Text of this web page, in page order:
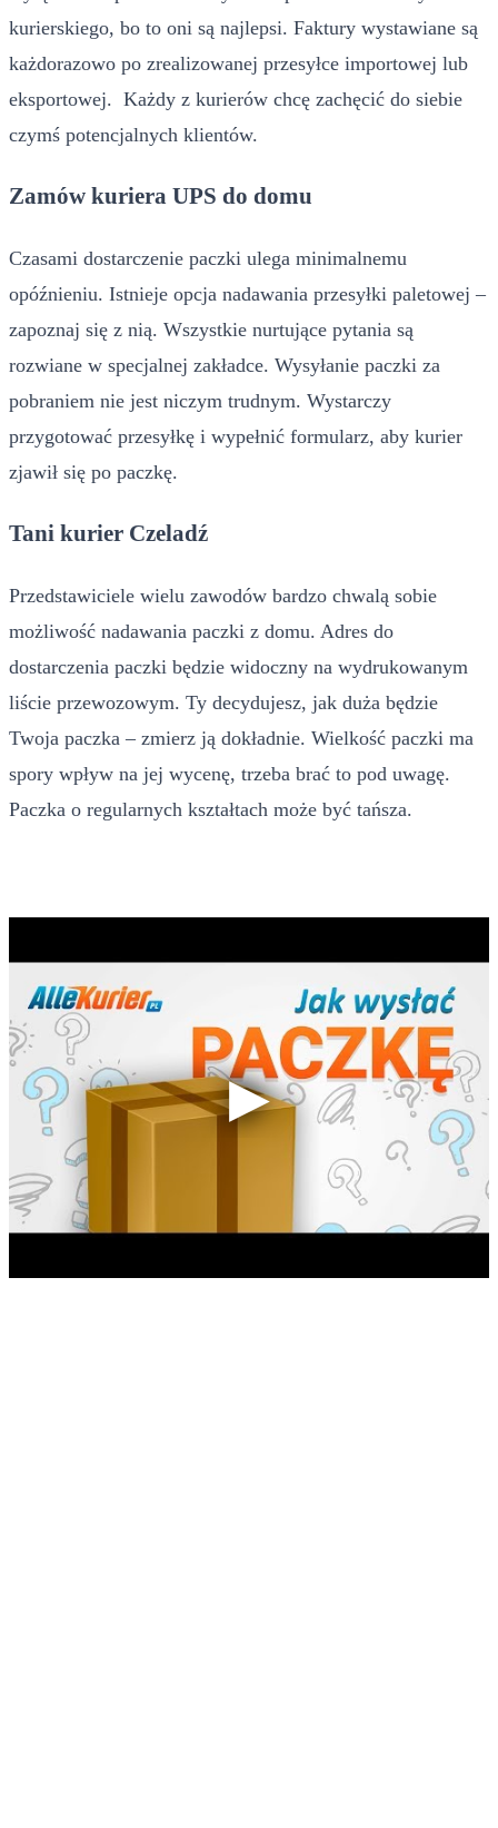
kurierskiego, bo to oni są najlepsi. Faktury wystawiane są
każdorazowo po zrealizowanej przesyłce importowej lub
eksportowej. Każdy z kurierów chcę zachęcić do siebie
czymś potencjalnych klientów.
Zamów kuriera UPS do domu
Czasami dostarczenie paczki ulega minimalnemu
opóźnieniu. Istnieje opcja nadawania przesyłki paletowej –
zapoznaj się z nią. Wszystkie nurtujące pytania są
rozwiane w specjalnej zakładce. Wysyłanie paczki za
pobraniem nie jest niczym trudnym. Wystarczy
przygotować przesyłkę i wypełnić formularz, aby kurier
zjawił się po paczkę.
Tani kurier Czeladź
Przedstawiciele wielu zawodów bardzo chwalą sobie
możliwość nadawania paczki z domu. Adres do
dostarczenia paczki będzie widoczny na wydrukowanym
liście przewozowym. Ty decydujesz, jak duża będzie
Twoja paczka – zmierz ją dokładnie. Wielkość paczki ma
spory wpływ na jej wycenę, trzeba brać to pod uwagę.
Paczka o regularnych kształtach może być tańsza.